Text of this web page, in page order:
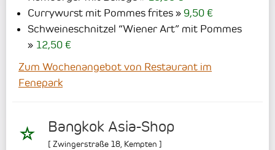
Currywurst mit Pommes frites
9,50 €
Schweineschnitzel “Wiener Art” mit Pommes
12,50 €
Zum Wochenangebot von Restaurant im
Fenepark
Bangkok Asia-Shop
[ Zwingerstraße 18 Kempten ]